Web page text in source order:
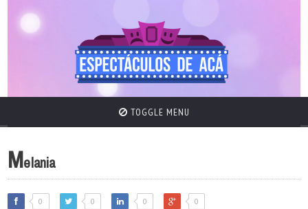
TOGGLE MENU
Melania
0 0 0 0